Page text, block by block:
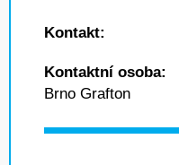
Kontakt:
Kontaktní osoba:
Brno Grafton